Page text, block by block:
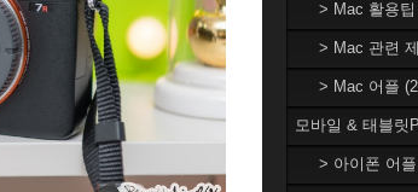
> Mac 활용팁
> Mac 관련
> Mac 어플
모바일 & 태블릿
> 아이폰 어플